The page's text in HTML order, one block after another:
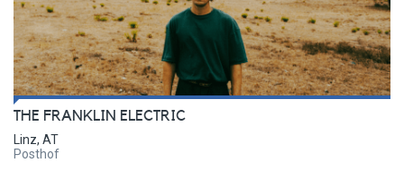
THE FRANKLIN ELECTRIC
Linz, AT
Posthof